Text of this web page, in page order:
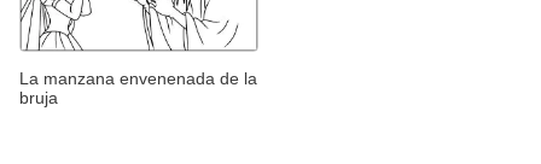
La manzana envenenada de la
bruja